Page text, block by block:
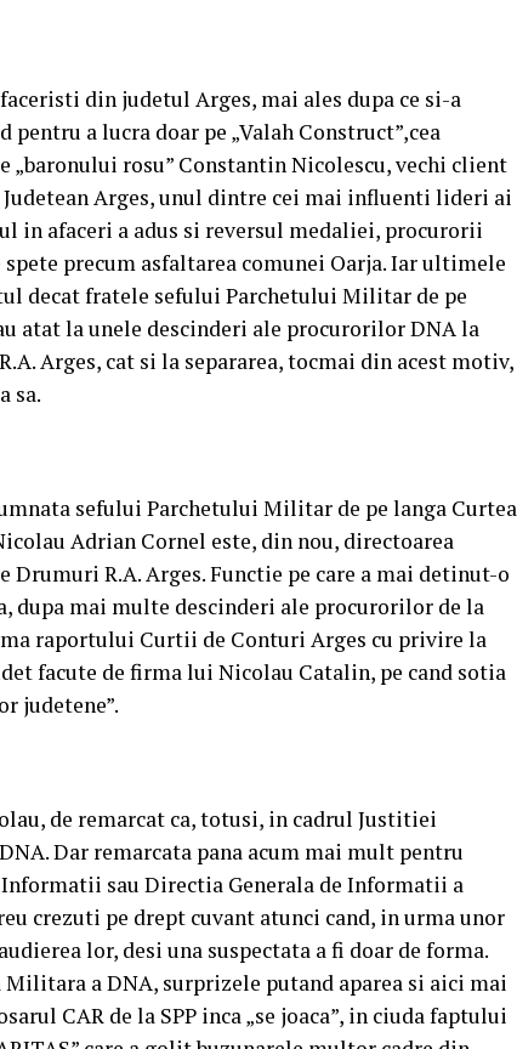
din judetul Arges, mai ales dupa ce si-a
a lucra doar pe „Valah Construct”,cea
„baronului rosu” Constantin Nicolescu, vechi client
Arges, unul dintre cei mai influenti lideri ai
in afaceri a adus si reversul medaliei, procurorii
precum asfaltarea comunei Oarja. Iar ultimele
decat fratele sefului Parchetului Militar de pe
atat la unele descinderi ale procurorilor DNA la
Arges, cat si la separarea, tocmai din acest motiv,
sa.
sefului Parchetului Militar de pe langa Curtea
Adrian Cornel este, din nou, directoarea
Drumuri R.A. Arges. Functie pe care a mai detinut-o
dupa mai multe descinderi ale procurorilor de la
raportului Curtii de Conturi Arges cu privire la
facute de firma lui Nicolau Catalin, pe cand sotia
judetene”.
de remarcat ca, totusi, in cadrul Justitiei
Dar remarcata pana acum mai mult pentru
sau Directia Generala de Informatii a
crezuti pe drept cuvant atunci cand, in urma unor
lor, desi una suspectata a fi doar de forma.
a DNA, surprizele putand aparea si aici mai
CAR de la SPP inca „se joaca”, in ciuda faptului